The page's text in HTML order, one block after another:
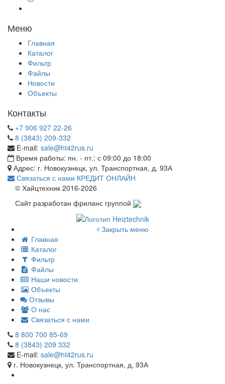
Меню
Главная
Каталог
Фильтр
Файлы
Новости
Объекты
Контакты
+7 906 927 22-26
8 (3843) 209-332
E-mail: sale@ht42rus.ru
Время работы: пн. - пт.: с 09:00 до 18:00
Адрес: г. Новокузнецк, ул. Транспортная, д. 93А
Связаться с нами КРЕДИТ ОНЛАЙН
© Хайцтехник 2016-2026
Сайт разработан фриланс группой
Закрыть меню
Главная
Каталог
Фильтр
Файлы
Наши новости
Объекты
Отзывы
О нас
Связаться с нами
8 800 700 85-69
8 (3843) 209 332
E-mail: sale@ht42rus.ru
г. Новокузнецк, ул. Транспортная, д. 93А